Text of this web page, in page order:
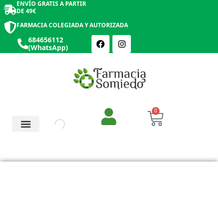
ENVÍO GRATIS A PARTIR
DE 49€
FARMACIA COLEGIADA Y AUTORIZADA
684656112
(WhatsApp)
0